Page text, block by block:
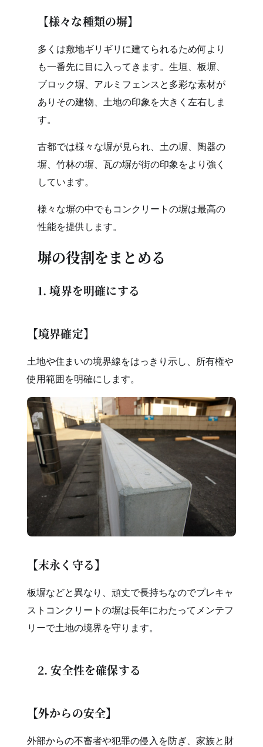
【様々な種類の塀】
多くは敷地ギリギリに建てられるため何より
も一番先に目に入ってきます。生垣、板塀、
ブロック塀、アルミフェンスと多彩な素材が
ありその建物、土地の印象を大きく左右しま
す。
古都では様々な塀が見られ、土の塀、陶器の
塀、竹林の塀、瓦の塀が街の印象をより強く
しています。
様々な塀の中でもコンクリートの塀は最高の
性能を提供します。
塀の役割をまとめる
1. 境界を明確にする
【境界確定】
土地や住まいの境界線をはっきり示し、所有権や
使用範囲を明確にします。
【末永く守る】
板塀などと異なり、頑丈で長持ちなのでプレキャ
ストコンクリートの塀は長年にわたってメンテフ
リーで土地の境界を守ります。
2. 安全性を確保する
【外からの安全】
外部からの不審者や犯罪の侵入を防ぎ、家族と財